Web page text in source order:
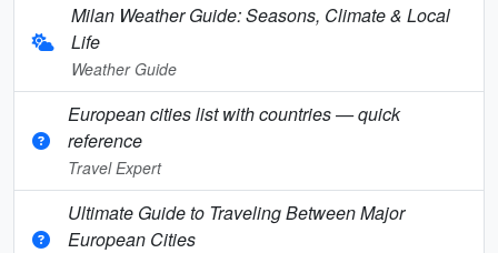
Milan Weather Guide: Seasons, Climate & Local
Life
Weather Guide
European cities list with countries — quick
reference
Travel Expert
Ultimate Guide to Traveling Between Major
European Cities